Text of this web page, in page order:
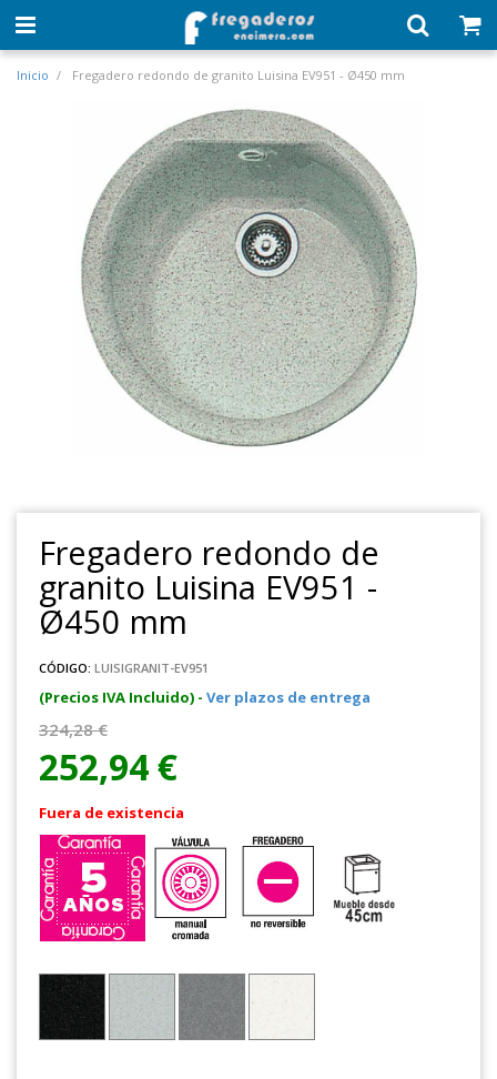
Inicio Fregadero redondo de granito Luisina EV951 - Ø450 mm
Fregadero redondo de
granito Luisina EV951 -
Ø450 mm
CÓDIGO: LUISIGRANIT-EV951
(Precios IVA Incluido) - Ver plazos de entrega
324,28 €
252,94 €
Fuera de existencia